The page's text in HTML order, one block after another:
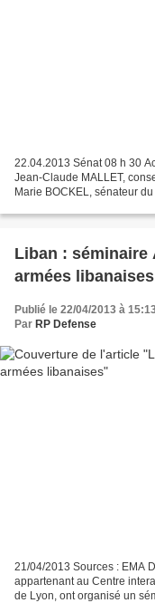
22.04.2013 Sénat 08 h 30
Jean-Claude MALLET,
Marie BOCKEL, sénateur
Liban : séminaire
armées libanaises
Publié le 22/04/2013 à
Par RP Defense
21/04/2013 Sources : EMA
appartenant au Centre
de Lyon, ont organisé un